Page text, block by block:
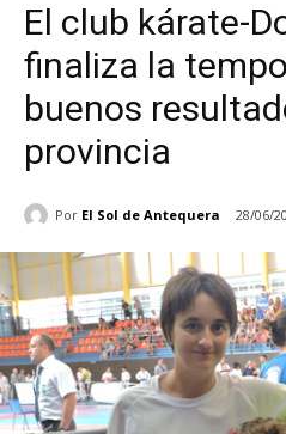
El club kárate-
finaliza la
buenos
provincia
Por El Sol de Antequera 28/06/